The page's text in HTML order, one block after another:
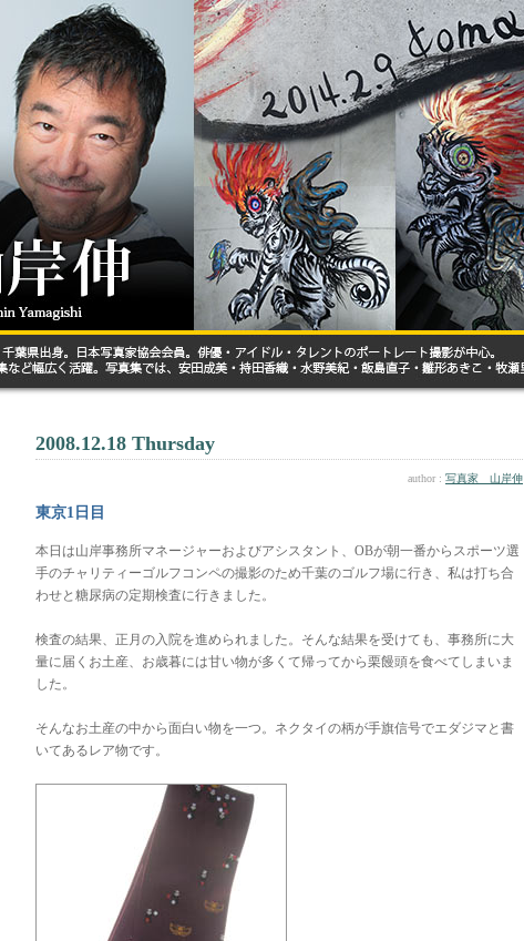
2008.12.18 Thursday
author : 写真家 山岸伸
東京1日目
本日は山岸事務所マネージャーおよびアシスタント、OBが朝一番からスポーツ選
手のチャリティーゴルフコンペの撮影のため千葉のゴルフ場に行き、私は打ち合
わせと糖尿病の定期検査に行きました。
検査の結果、正月の入院を進められました。そんな結果を受けても、事務所に大
量に届くお土産、お歳暮には甘い物が多くて帰ってから栗饅頭を食べてしまいま
した。
そんなお土産の中から面白い物を一つ。ネクタイの柄が手旗信号でエダジマと書
いてあるレア物です。